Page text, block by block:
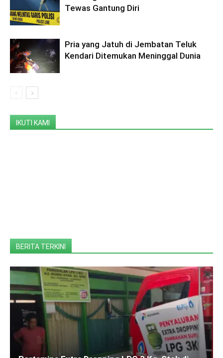
Tewas Gantung Diri
Pria yang Jatuh di Jembatan Teluk
Kendari Ditemukan Meninggal Dunia
IKUTI KAMI
BERITA TERKINI